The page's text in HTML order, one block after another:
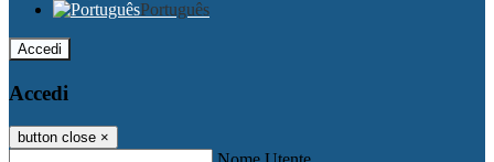
Português
Accedi
Accedi
button close ×